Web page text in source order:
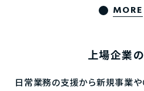
MORE
上場企業
日常業務の支援から新規事業